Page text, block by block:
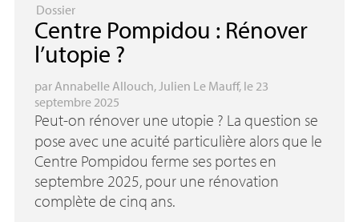
Dossier
Centre Pompidou : Rénover
l’utopie ?
par Annabelle Allouch, Julien Le Mauff, le 23
septembre 2025
Peut-on rénover une utopie ? La question se
pose avec une acuité particulière alors que le
Centre Pompidou ferme ses portes en
septembre 2025, pour une rénovation
complète de cinq ans.